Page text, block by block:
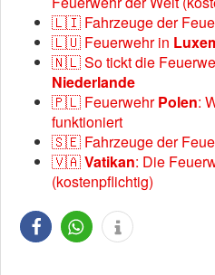
🇱🇮 Fahrzeuge der
🇱🇺 Feuerwehr in
🇳🇱 So tickt die
Niederlande
🇵🇱 FeuerwehrPolen:
funktioniert
🇸🇪 Fahrzeuge der
🇻🇦Vatikan: Die
(kostenpflichtig)